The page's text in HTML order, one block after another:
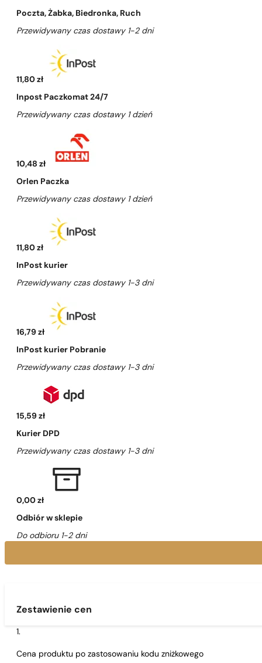
Poczta, Żabka, Biedronka, Ruch
Przewidywany czas dostawy 1-2 dni
11,80 zł
Inpost Paczkomat 24/7
Przewidywany czas dostawy 1 dzień
10,48 zł
Orlen Paczka
Przewidywany czas dostawy 1 dzień
11,80 zł
InPost kurier
Przewidywany czas dostawy 1-3 dni
16,79 zł
InPost kurier Pobranie
Przewidywany czas dostawy 1-3 dni
15,59 zł
Kurier DPD
Przewidywany czas dostawy 1-3 dni
0,00 zł
Odbiór w sklepie
Do odbioru 1-2 dni
Zestawienie cen
Cena produktu po zastosowaniu kodu zniżkowego